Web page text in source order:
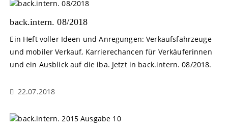
back.intern. 08/2018
Ein Heft voller Ideen und Anregungen: Verkaufsfahrzeuge
und mobiler Verkauf, Karrierechancen für Verkäuferinnen
und ein Ausblick auf die iba. Jetzt in back.intern. 08/2018.
22.07.2018